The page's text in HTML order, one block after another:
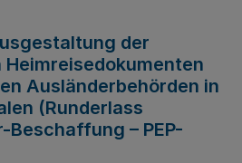
der
Ausländerbehörden in
(Runderlass
Beschaffung – PEP-